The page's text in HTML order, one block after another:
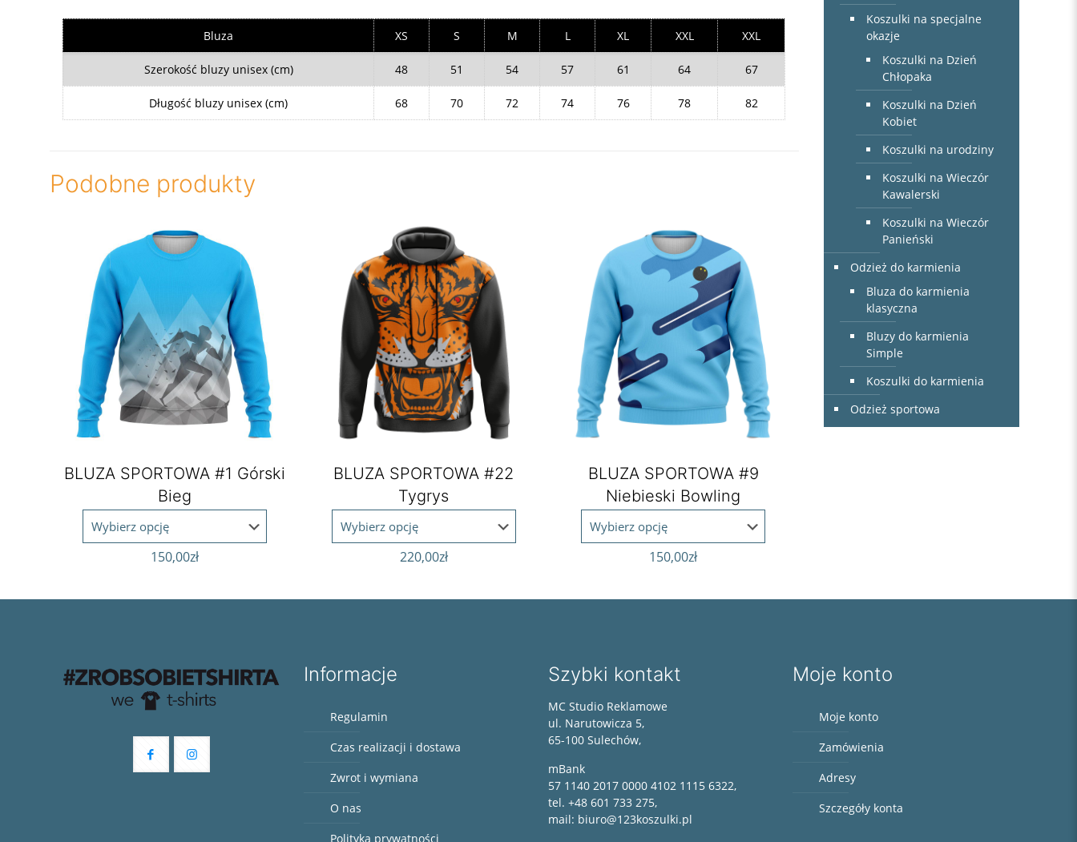
Bluza XS S M L XL XXL XXL
Szerokość bluzy unisex (cm) 48 51 54 57 61 64 67
Długość bluzy unisex (cm) 68 70 72 74 76 78 82
Podobne produkty
BLUZA SPORTOWA #1 Górski
Bieg
150,00zł
BLUZA SPORTOWA #22
Tygrys
220,00zł
BLUZA SPORTOWA #9
Niebieski Bowling
150,00zł
Koszulki na specjalne
okazje
Koszulki na Dzień
Chłopaka
Koszulki na Dzień
Kobiet
Koszulki na urodziny
Koszulki na Wieczór
Kawalerski
Koszulki na Wieczór
Panieński
Odzież do karmienia
Bluza do karmienia
klasyczna
Bluzy do karmienia
Simple
Koszulki do karmienia
Odzież sportowa
Informacje
Regulamin
Czas realizacji i dostawa
Zwrot i wymiana
O nas
Polityka prywatności
Szybki kontakt
MC Studio Reklamowe
ul. Narutowicza 5,
65-100 Sulechów,
mBank
57 1140 2017 0000 4102 1115 6322,
tel. +48 601 733 275,
mail: biuro@123koszulki.pl
Moje konto
Moje konto
Zamówienia
Adresy
Szczegóły konta